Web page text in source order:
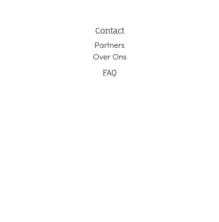
Contact
Partners
Over Ons
FAQ